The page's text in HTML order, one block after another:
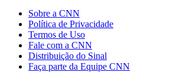
Sobre a CNN
Política de Privacidade
Termos de Uso
Fale com a CNN
Distribuição do Sinal
Faça parte da Equipe CNN